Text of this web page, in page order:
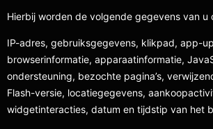
Hierbij worden de volgende gegevens van u
IP-adres, gebruiksgegevens, klikpad, app-
browserinformatie, apparaatinformatie,
ondersteuning, bezochte pagina’s,
Flash-versie, locatiegegevens,
widgetinteracties, datum en tijdstip van het